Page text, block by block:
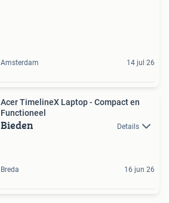
Amsterdam 14 jul 26
Acer TimelineX Laptop - Compact en
Functioneel
Bieden Details
Breda 16 jun 26